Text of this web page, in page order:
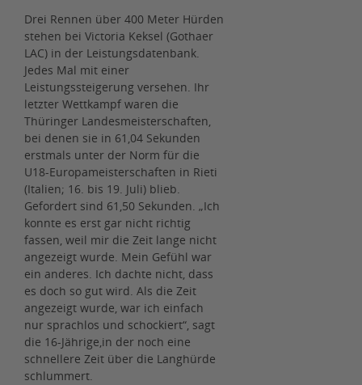
Drei Rennen über 400 Meter Hürden
stehen bei Victoria Keksel (Gothaer
LAC) in der Leistungsdatenbank.
Jedes Mal mit einer
Leistungssteigerung versehen. Ihr
letzter Wettkampf waren die
Thüringer Landesmeisterschaften,
bei denen sie in 61,04 Sekunden
erstmals unter der Norm für die
U18-Europameisterschaften in Rieti
(Italien; 16. bis 19. Juli) blieb.
Gefordert sind 61,50 Sekunden. „Ich
konnte es erst gar nicht richtig
fassen, weil mir die Zeit lange nicht
angezeigt wurde. Mein Gefühl war
ein anderes. Ich dachte nicht, dass
es doch so gut wird. Als die Zeit
angezeigt wurde, war ich einfach
nur sprachlos und schockiert“, sagt
die 16-Jährige,in der noch eine
schnellere Zeit über die Langhürde
schlummert.